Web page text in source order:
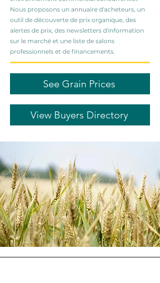
Nous proposons un annuaire d'acheteurs, un
outil de découverte de prix organique, des
alertes de prix, des newsletters d'information
sur le marché et une liste de salons
professionnels et de financements.
See Grain Prices
View Buyers Directory